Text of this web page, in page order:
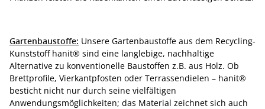
Gartenbaustoffe: Unsere Gartenbaustoffe aus dem Recycling-
Kunststoff hanit® sind eine langlebige, nachhaltige
Alternative zu konventionelle Baustoffen z.B. aus Holz. Ob
Brettprofile, Vierkantpfosten oder Terrassendielen – hanit®
besticht nicht nur durch seine vielfältigen
Anwendungsmöglichkeiten; das Material zeichnet sich auch